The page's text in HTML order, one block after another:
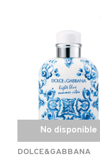
No disponible
DOLCE&GABBANA